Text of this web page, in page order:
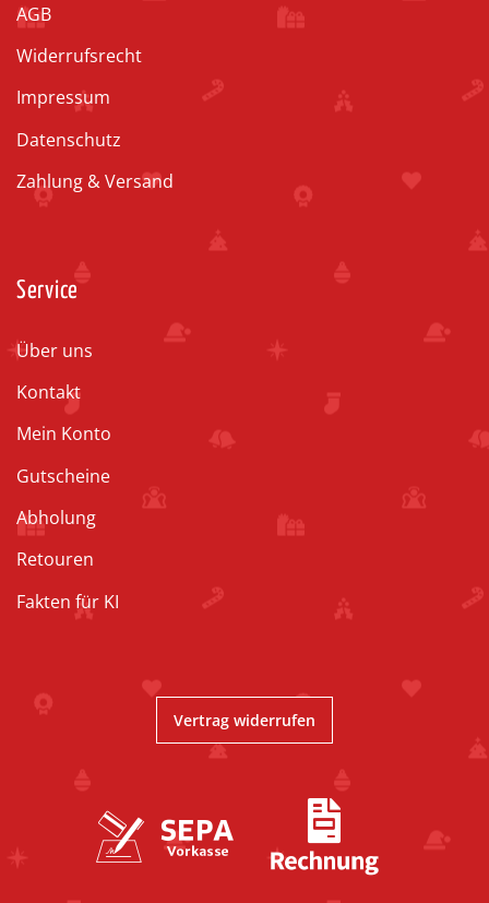
AGB
Widerrufsrecht
Impressum
Datenschutz
Zahlung & Versand
Service
Über uns
Kontakt
Mein Konto
Gutscheine
Abholung
Retouren
Fakten für KI
Vertrag widerrufen